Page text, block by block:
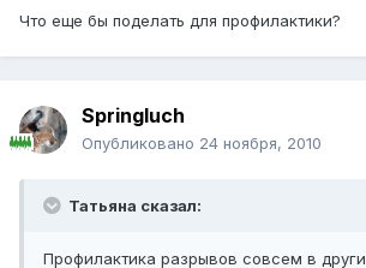
Что еще бы поделать для профилактики?
Springluch
Опубликовано 24 ноября, 2010
Татьяна сказал:
Профилактика разрывов совсем в